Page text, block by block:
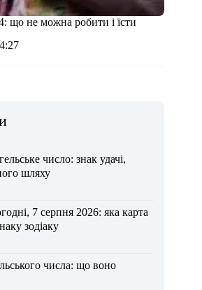
що не можна робити і їсти
число: знак удачі,
шляху
7 серпня 2026: яка карта
зодіаку
числа: що воно